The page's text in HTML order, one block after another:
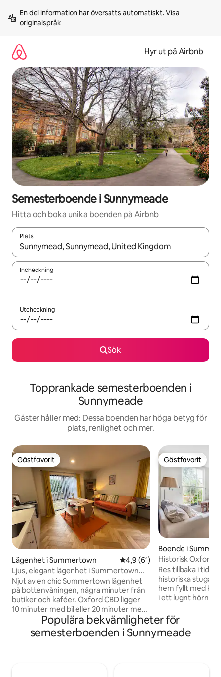
innehåll
En del information har översatts automatiskt. Visa
originalspråk
Hyr ut på Airbnb
Semesterboende i Sunnymeade
Hitta och boka unika boenden på Airbnb
Plats
När resultaten är tillgängliga kan du navigera med upp- och
Incheckning
Utcheckning
Sök
Topprankade semesterboenden i
Sunnymeade
Gäster håller med: Dessa boenden har höga betyg för
plats, renlighet och mer.
Gästfavorit
Gästfavorit
Lägenhet i Summertown 4,9 av 5 i genomsnittligt
4,9 (61)
Ljus, elegant lägenhet i Summertown
med uteplats
Njut av en chic Summertown lägenhet
på bottenvåningen, några minuter från
butiker och kaféer. Oxford CBD ligger
10 minuter med bil eller 20 minuter med
buss. Detta privata, fristående annex
som är anslutet till framsidan av vårt hus
har en uteplats bredvid vår främre gård.
Gästfavorit
Gästfavorit
Boende i
Historisk Oxford-
Res tillbaka i
historiska stuga
hem fyllt med
i ett lugnt hörn av
vägrövares
av Oxfords historia.
restaurerad, med
Populära bekvämligheter för
semesterboenden i Sunnymeade